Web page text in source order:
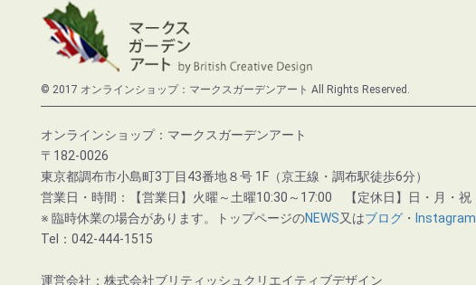
© 2017 オンラインショップ：マークスガーデンアート All Rights Reserved.
オンラインショップ：マークスガーデンアート
〒182-0026
東京都調布市小島町3丁目43番地８号 1F（京王線・調布駅徒歩6分）
営業日・時間：【営業日】火曜～土曜10:30～17:00 【定休日】日・月・祝
※ 臨時休業の場合があります。トップページのNEWS又はブログ ・ Instagram
Tel：042-444-1515
運営会社：株式会社ブリティッシュクリエイティブデザイン